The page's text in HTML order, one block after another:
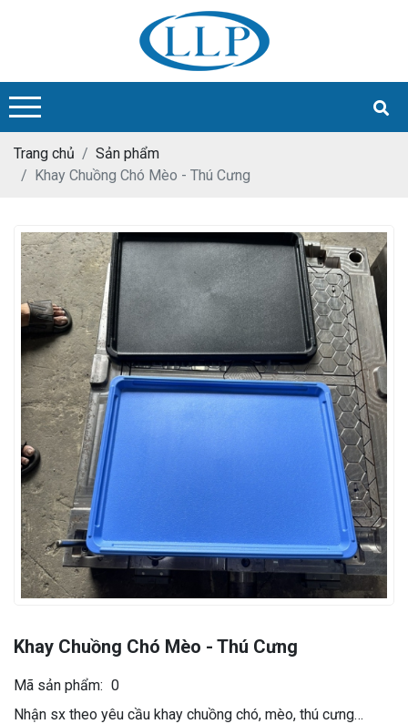
Trang chủ
Sản phẩm
Khay Chuồng Chó Mèo - Thú Cưng
Khay Chuồng Chó Mèo - Thú Cưng
Mã sản phẩm: 0
Nhận sx theo yêu cầu khay chuồng chó, mèo, thú cưng…